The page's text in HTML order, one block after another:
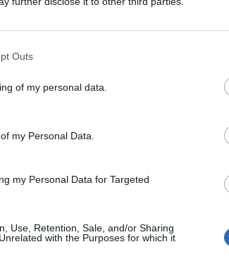
Outs
of my personal data.
my Personal Data.
my Personal Data for Targeted
Use, Retention, Sale, and/or Sharing
with the Purposes for which it